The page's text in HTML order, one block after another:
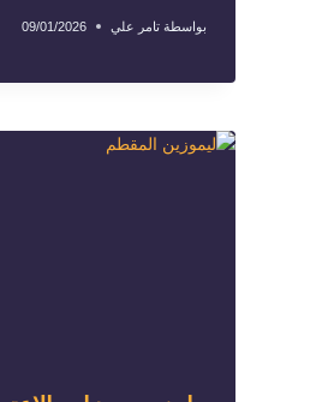
بواسطة تامر علي 09/01/2026